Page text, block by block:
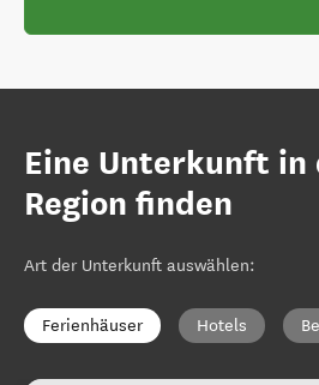
Eine Unterkunft in
Region finden
Art der Unterkunft auswählen:
Ferienhäuser Hotels